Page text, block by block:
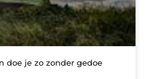
doe je zo zonder gedoe